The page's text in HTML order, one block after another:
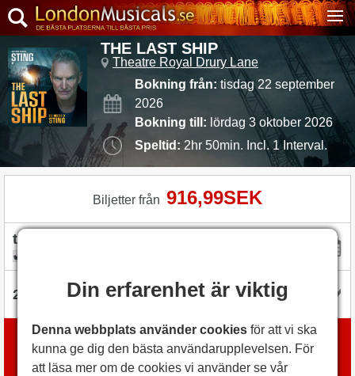
THE LAST SHIP
Theatre Royal Drury Lane
Bokning från: tisdag 22 september
2026
Bokning till: lördag 3 oktober 2026
Speltid: 2hr 50min. Incl. 1 Interval.
Biljetter från 916,99SEK
Boka biljetter
med London Box Office
Din erfarenhet är viktig
Denna webbplats använder cookies för att vi ska
kunna ge dig den bästa användarupplevelsen. För
att läsa mer om de cookies vi använder se vår